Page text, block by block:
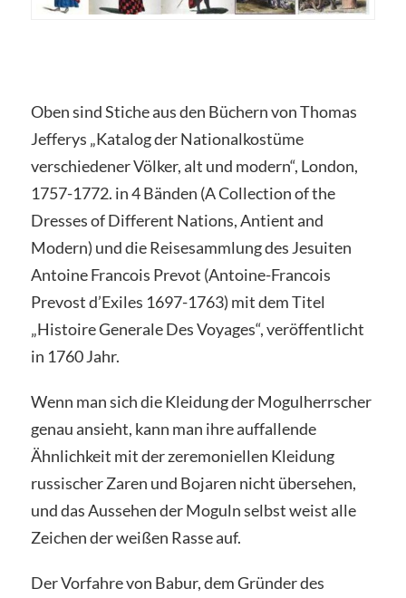
Oben sind Stiche aus den Büchern von Thomas
Jefferys „Katalog der Nationalkostüme
verschiedener Völker, alt und modern“, London,
1757-1772. in 4 Bänden (A Collection of the
Dresses of Different Nations, Antient and
Modern) und die Reisesammlung des Jesuiten
Antoine Francois Prevot (Antoine-Francois
Prevost d’Exiles 1697-1763) mit dem Titel
„Histoire Generale Des Voyages“, veröffentlicht
in 1760 Jahr.
Wenn man sich die Kleidung der Mogulherrscher
genau ansieht, kann man ihre auffallende
Ähnlichkeit mit der zeremoniellen Kleidung
russischer Zaren und Bojaren nicht übersehen,
und das Aussehen der Moguln selbst weist alle
Zeichen der weißen Rasse auf.
Der Vorfahre von Babur, dem Gründer des